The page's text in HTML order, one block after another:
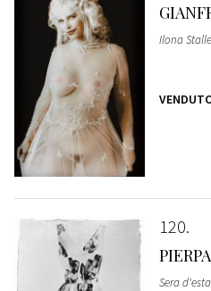
Ilona
120
Sera